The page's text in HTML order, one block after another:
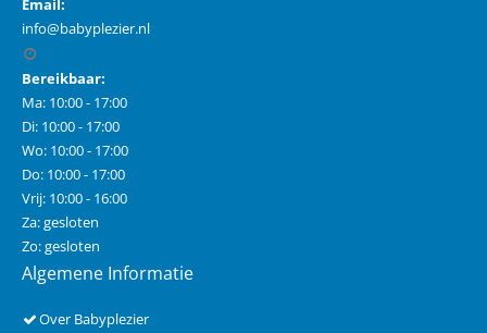
Email:
info@babyplezier.nl
Bereikbaar:
Ma: 10:00 - 17:00
Di: 10:00 - 17:00
Wo: 10:00 - 17:00
Do: 10:00 - 17:00
Vrij: 10:00 - 16:00
Za: gesloten
Zo: gesloten
Algemene Informatie
Over Babyplezier